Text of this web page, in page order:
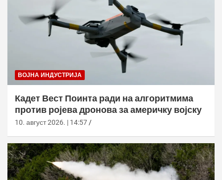
ВОЈНА ИНДУСТРИЈА
Кадет Вест Поинта ради на алгоритмима
против ројева дронова за америчку војску
10. август 2026. | 14:57